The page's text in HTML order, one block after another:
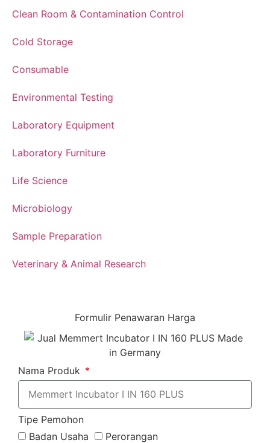
Clean Room & Contamination Control
Cold Storage
Consumable
Environmental Testing
Laboratory Equipment
Laboratory Furniture
Life Science
Microbiology
Sample Preparation
Veterinary & Animal Research
Formulir Penawaran Harga
Nama Produk
Tipe Pemohon
Badan Usaha
Perorangan